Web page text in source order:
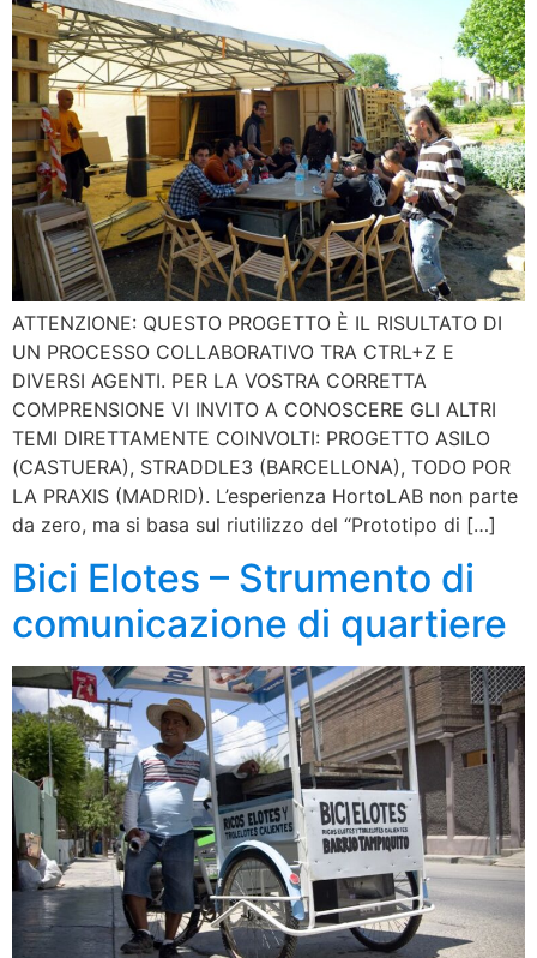
ATTENZIONE: QUESTO PROGETTO È IL RISULTATO DI
UN PROCESSO COLLABORATIVO TRA CTRL+Z E
DIVERSI AGENTI. PER LA VOSTRA CORRETTA
COMPRENSIONE VI INVITO A CONOSCERE GLI ALTRI
TEMI DIRETTAMENTE COINVOLTI: PROGETTO ASILO
(CASTUERA), STRADDLE3 (BARCELLONA), TODO POR
LA PRAXIS (MADRID). L’esperienza HortoLAB non parte
da zero, ma si basa sul riutilizzo del “Prototipo di […]
Bici Elotes – Strumento di
comunicazione di quartiere